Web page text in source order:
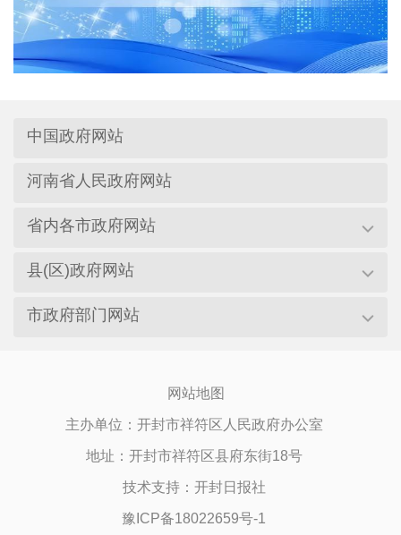
中国政府网站
河南省人民政府网站
省内各市政府网站
县(区)政府网站
市政府部门网站
网站地图
主办单位：开封市祥符区人民政府办公室
地址：开封市祥符区县府东街18号
技术支持：开封日报社
豫ICP备18022659号-1